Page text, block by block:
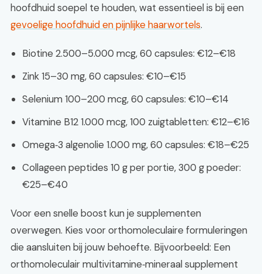
hoofdhuid soepel te houden, wat essentieel is bij een
gevoelige hoofdhuid en pijnlijke haarwortels.
Biotine 2.500–5.000 mcg, 60 capsules: €12–€18
Zink 15–30 mg, 60 capsules: €10–€15
Selenium 100–200 mcg, 60 capsules: €10–€14
Vitamine B12 1.000 mcg, 100 zuigtabletten: €12–€16
Omega‑3 algenolie 1.000 mg, 60 capsules: €18–€25
Collageen peptides 10 g per portie, 300 g poeder:
€25–€40
Voor een snelle boost kun je supplementen
overwegen. Kies voor orthomoleculaire formuleringen
die aansluiten bij jouw behoefte. Bijvoorbeeld: Een
orthomoleculair multivitamine‑mineraal supplement